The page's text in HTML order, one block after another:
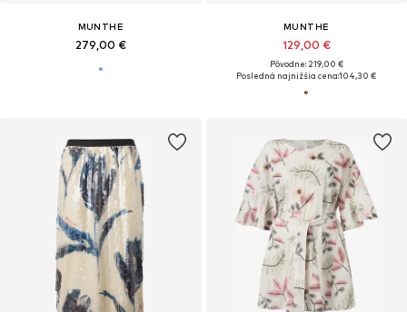
MUNTHE
279,00 €
MUNTHE
129,00 €
Pôvodne: 219,00 €
Posledná najnižšia cena:104,30 €